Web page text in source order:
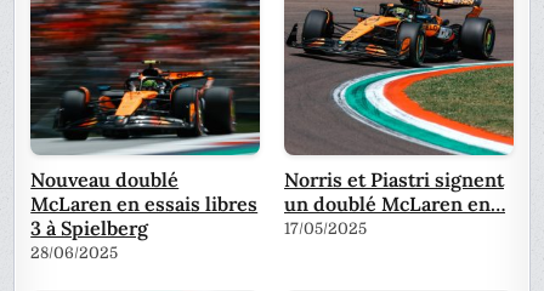
Nouveau doublé
McLaren en essais libres
3 à Spielberg
28/06/2025
Norris et Piastri signent
un doublé McLaren en…
17/05/2025